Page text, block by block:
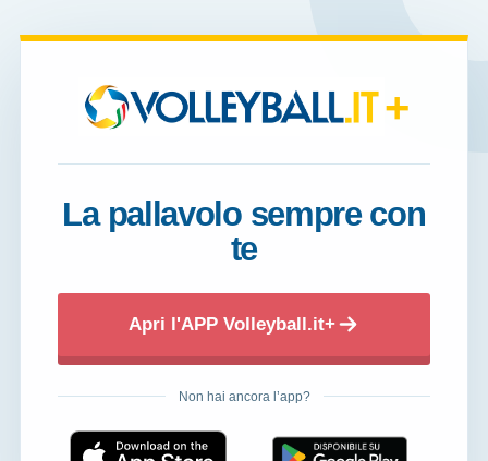
+
La pallavolo sempre con
te
Apri l'APP Volleyball.it+
Non hai ancora l’app?